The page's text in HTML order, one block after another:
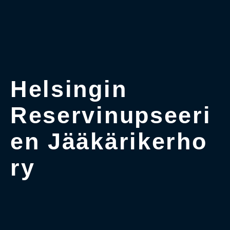
Helsingin
Reservinupseeri
en Jääkärikerho
ry